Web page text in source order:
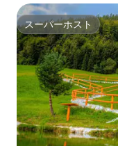
スーパーホスト
スーパーホスト